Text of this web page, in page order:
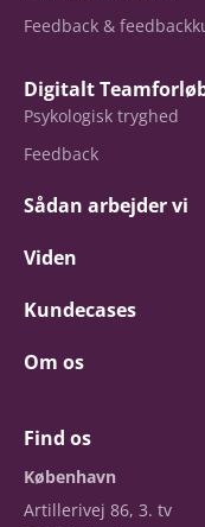
Feedback &
Digitalt
Psykologisk tryghed
Feedback
Sådan arbejder vi
Viden
Kundecases
Om os
Find os
København
Artillerivej 86, 3. tv